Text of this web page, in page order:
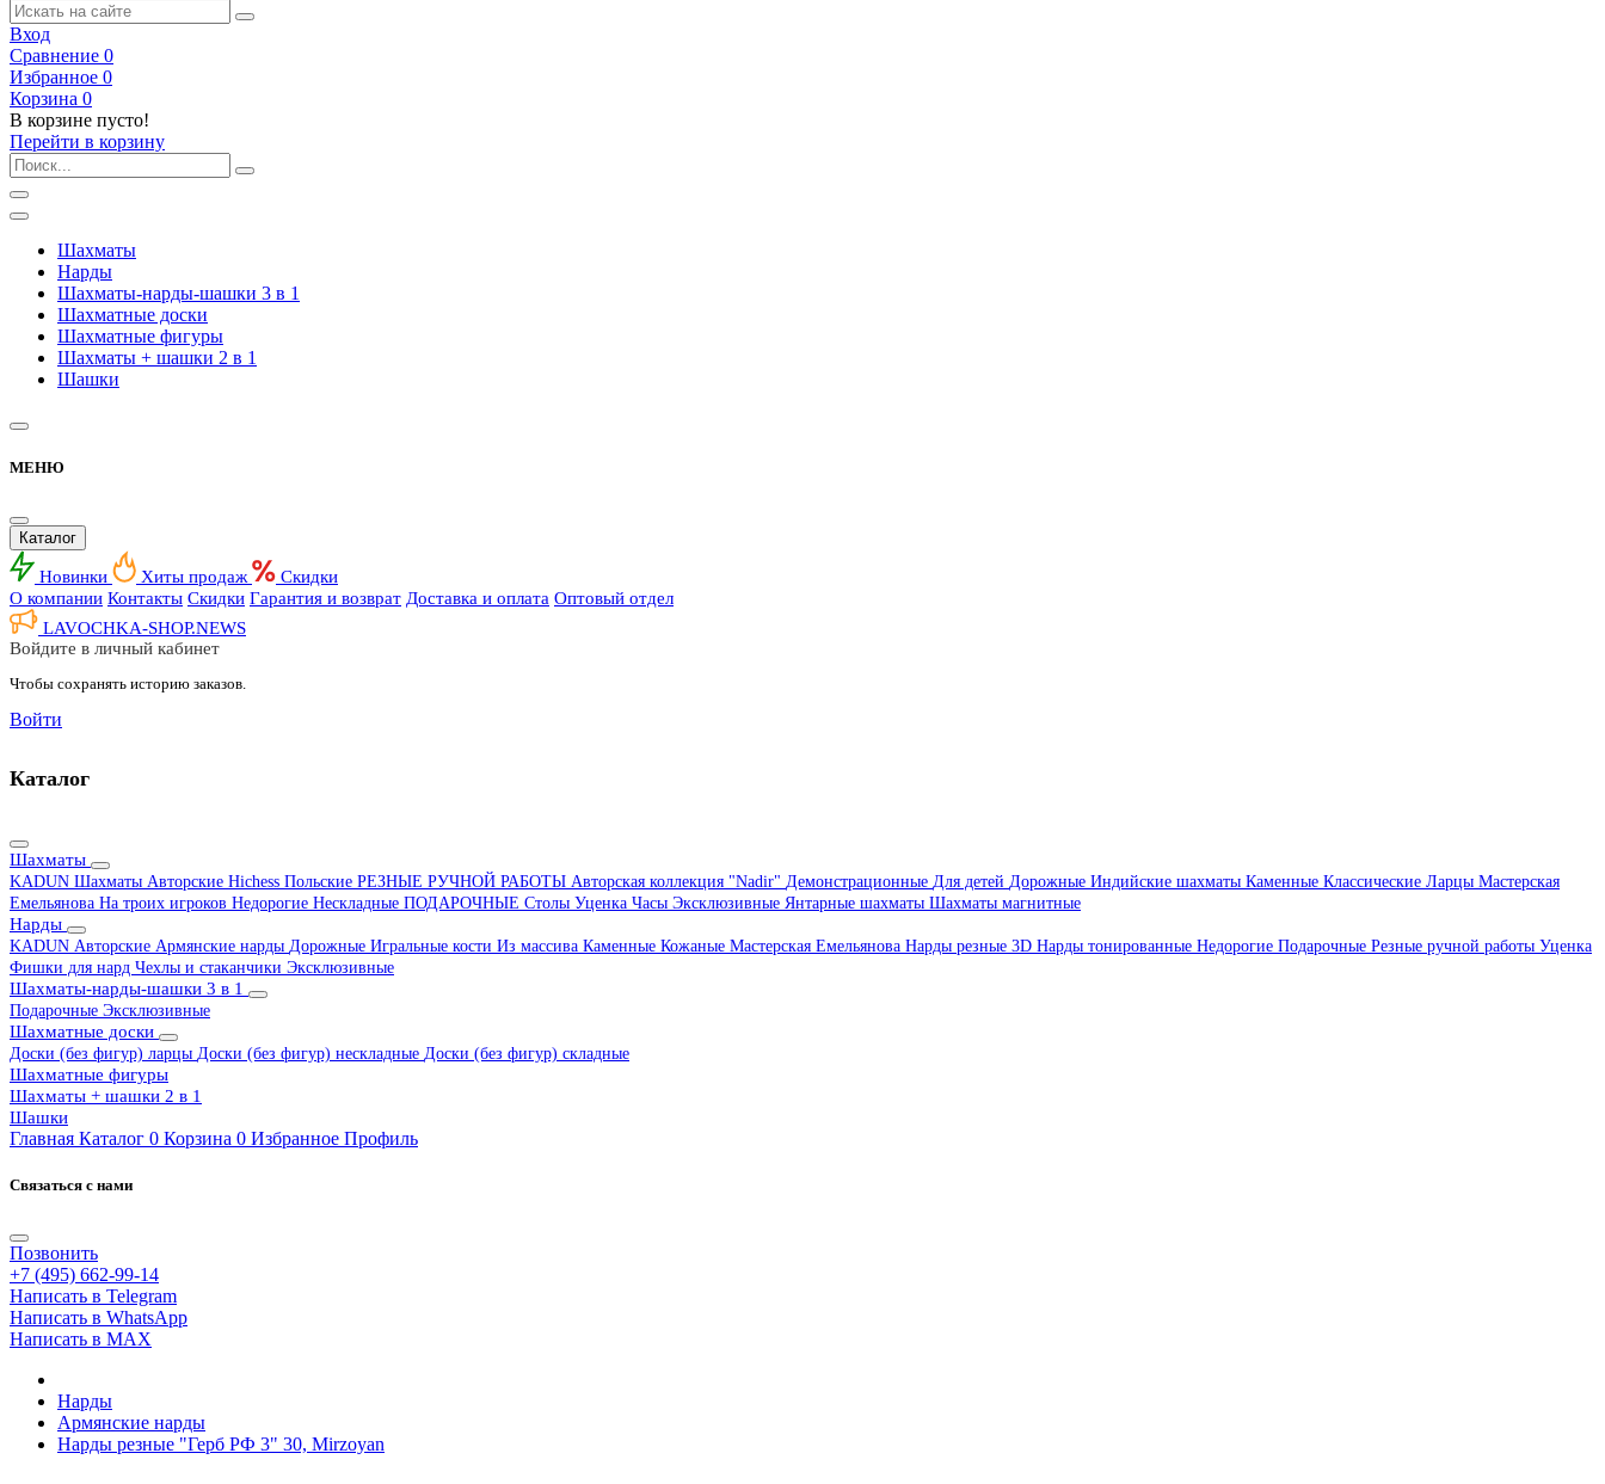
Вход
Сравнение 0
Избранное 0
Корзина 0
В корзине пусто!
Перейти в корзину
Шахматы
Нарды
Шахматы-нарды-шашки 3 в 1
Шахматные доски
Шахматные фигуры
Шахматы + шашки 2 в 1
Шашки
МЕНЮ
Каталог
Новинки Хиты продаж
Скидки
О компании Контакты Скидки Гарантия и возврат Доставка и оплата Оптовый отдел
LAVOCHKA-SHOP.NEWS
Войдите в личный кабинет
Чтобы сохранять историю заказов.
Войти
Каталог
Шахматы
KADUN Шахматы Авторские Hichess Польские РЕЗНЫЕ РУЧНОЙ РАБОТЫ Авторская коллекция "Nadir" Демонстрационные Для детей Дорожные Индийские шахматы Каменные Классические Ларцы Мастерская
Емельянова На троих игроков Недорогие Нескладные ПОДАРОЧНЫЕ Столы Уценка Часы Эксклюзивные Янтарные шахматы Шахматы магнитные
Нарды
KADUN Авторские Армянские нарды Дорожные Игральные кости Из массива Каменные Кожаные Мастерская Емельянова Нарды резные 3D Нарды тонированные Недорогие Подарочные Резные ручной работы Уценка
Фишки для нард Чехлы и стаканчики Эксклюзивные
Шахматы-нарды-шашки 3 в 1
Подарочные Эксклюзивные
Шахматные доски
Доски (без фигур) ларцы Доски (без фигур) нескладные Доски (без фигур) складные
Шахматные фигуры
Шахматы + шашки 2 в 1
Шашки
Главная Каталог 0 Корзина 0 Избранное Профиль
Связаться с нами
Позвонить
+7 (495) 662-99-14
Написать в Telegram
Написать в WhatsApp
Написать в MAX
Нарды
Армянские нарды
Нарды резные "Герб РФ 3" 30, Mirzoyan